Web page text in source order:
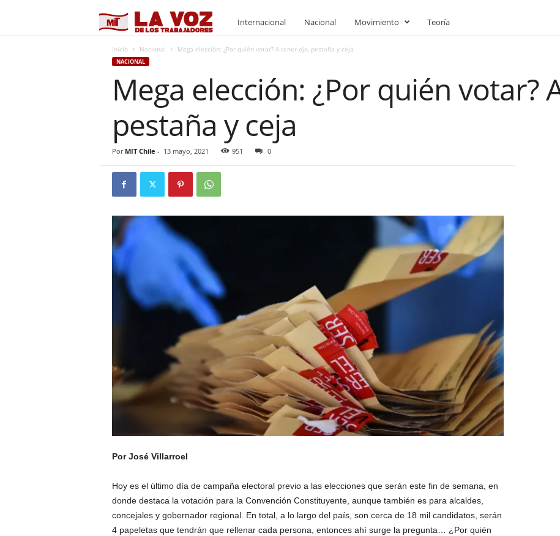
I
Internacional Nacional Movimiento Teoría
Inicio Nacional Mega elección: ¿Por quién votar? A tener ojo, pestaña y ceja
NACIONAL
Mega elección: ¿Por quién votar?
pestaña y ceja
Por MIT Chile - 13 mayo, 2021 951 0
Por José Villarroel
Hoy es el último día de campaña electoral previo a las elecciones que serán este fin de semana, en
donde destaca la votación para la Convención Constituyente, aunque también es para alcaldes,
concejales y gobernador regional. En total, a lo largo del país, son cerca de 18 mil candidatos, serán
4 papeletas que tendrán que rellenar cada persona, entonces ahí surge la pregunta… ¿Por quién